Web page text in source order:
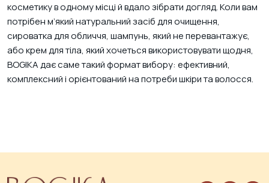
косметику в одному місці й вдало зібрати догляд. Коли вам
потрібен м’який натуральний засіб для очищення,
сироватка для обличчя, шампунь, який не перевантажує,
або крем для тіла, який хочеться використовувати щодня,
BOGIKA дає саме такий формат вибору: ефективний,
комплексний і орієнтований на потреби шкіри та волосся.